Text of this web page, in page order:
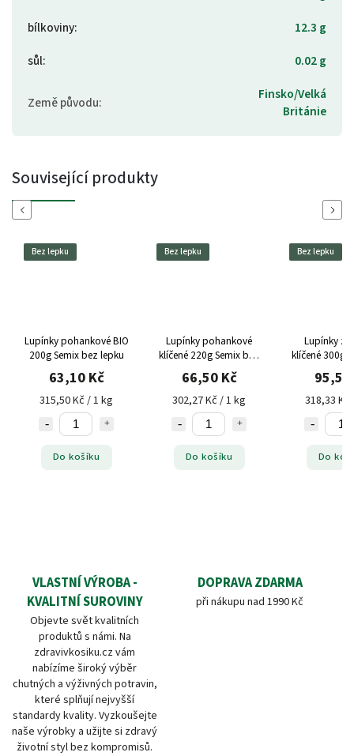
bílkoviny:
12.3 g
sůl: 0.02 g
Země původu:
Finsko/Velká
Británie
Související produkty
Previous
Bez lepku
Lupínky pohankové
klíčené 220g Semix bez
lepku
66,50 Kč
302,27 Kč / 1 kg
Do košíku
Bez lepku
Lupínky z quinoy
klíčené 300g Semix bez
lepku
95,50 Kč
318,33 Kč / 1 kg
Do košíku
Bez lepku
Lupínky z
klíčené
266
Do
Next
VLASTNÍ VÝROBA -
KVALITNÍ SUROVINY
Objevte svět kvalitních
produktů s námi. Na
zdravivkosiku.cz vám
nabízíme široký výběr
chutných a výživných potravin,
které splňují nejvyšší
standardy kvality. Vyzkoušejte
naše výrobky a užijte si zdravý
životní styl bez kompromisů.
DOPRAVA ZDARMA
při nákupu nad 1990 Kč